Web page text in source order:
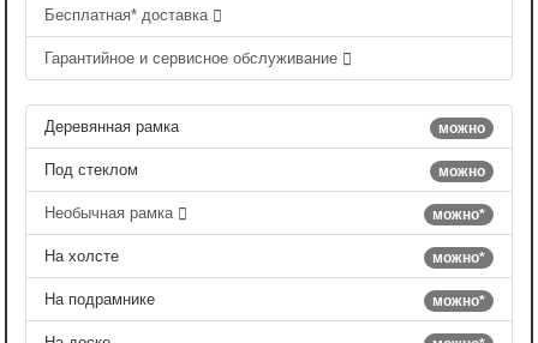
Бесплатная* доставка
Гарантийное и сервисное обслуживание
можно
Деревянная рамка
можно
Под стеклом
можно*
Необычная рамка
можно*
На холсте
можно*
На подрамнике